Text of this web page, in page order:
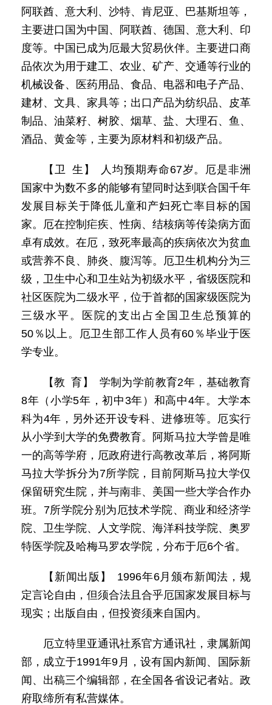
阿联酋、意大利、沙特、肯尼亚、巴基斯坦等，
主要进口国为中国、阿联酋、德国、意大利、印
度等。中国已成为厄最大贸易伙伴。主要进口商
品依次为用于建工、农业、矿产、交通等行业的
机械设备、医药用品、食品、电器和电子产品、
建材、文具、家具等；出口产品为纺织品、皮革
制品、油菜籽、树胶、烟草、盐、大理石、鱼、
酒品、黄金等，主要为原材料和初级产品。
【卫 生】 人均预期寿命67岁。厄是非洲
国家中为数不多的能够有望同时达到联合国千年
发展目标关于降低儿童和产妇死亡率目标的国
家。厄在控制疟疾、性病、结核病等传染病方面
卓有成效。在厄，致死率最高的疾病依次为贫血
或营养不良、肺炎、腹泻等。厄卫生机构分为三
级，卫生中心和卫生站为初级水平，省级医院和
社区医院为二级水平，位于首都的国家级医院为
三级水平。医院的支出占全国卫生总预算的
50％以上。厄卫生部工作人员有60％毕业于医
学专业。
【教 育】 学制为学前教育2年，基础教育
8年（小学5年，初中3年）和高中4年。大学本
科为4年，另外还开设专科、进修班等。厄实行
从小学到大学的免费教育。阿斯马拉大学曾是唯
一的高等学府，厄政府进行高教改革后，将阿斯
马拉大学拆分为7所学院，目前阿斯马拉大学仅
保留研究生院，并与南非、美国一些大学合作办
班。7所学院分别为厄技术学院、商业和经济学
院、卫生学院、人文学院、海洋科技学院、奥罗
特医学院及哈梅马罗农学院，分布于厄6个省。
【新闻出版】 1996年6月颁布新闻法，规
定言论自由，但须合法且合乎厄国家发展目标与
现实；出版自由，但投资须来自国内。
厄立特里亚通讯社系官方通讯社，隶属新闻
部，成立于1991年9月，设有国内新闻、国际新
闻、出稿三个编辑部，在全国各省设记者站。政
府取缔所有私营媒体。